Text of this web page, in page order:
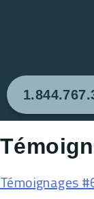
Témoignages